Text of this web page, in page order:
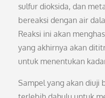
sulfur dioksida, dan
bereaksi dengan air
Reaksi ini akan
yang akhirnya akan
untuk menentukan
Sampel yang akan diuji